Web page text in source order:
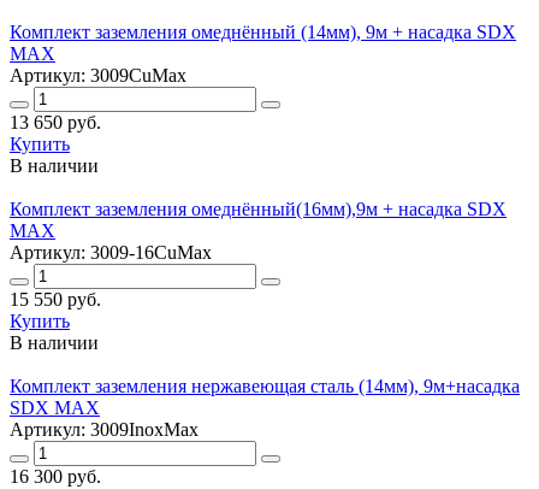
Комплект заземления омеднённый (14мм), 9м + насадка SDX
MAX
Артикул: 3009CuMax
13 650 руб.
Купить
В наличии
Комплект заземления омеднённый(16мм),9м + насадка SDX
MAX
Артикул: 3009-16CuMax
15 550 руб.
Купить
В наличии
Комплект заземления нержавеющая сталь (14мм), 9м+насадка
SDX MAX
Артикул: 3009InoxMax
16 300 руб.